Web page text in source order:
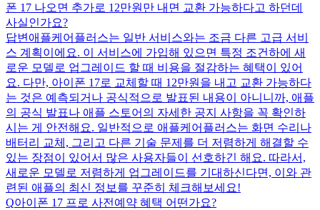
폰 17 나오면 추가로 12만원만 내면 교환 가능하다고 하던데
사실인가요?
답변 애플케어플러스는 일반 서비스와는 조금 다른 고급 서비
스 계획이에요. 이 서비스에 가입해 있으면 특정 조건하에 새
로운 모델로 업그레이드 할 때 비용을 절감하는 혜택이 있어
요. 다만, 아이폰 17로 교체할 때 12만원을 내고 교환 가능하다
는 것은 예측되거나 공식적으로 발표된 내용이 아니니까, 애플
의 공식 발표나 애플 스토어의 자세한 공지 사항을 꼭 확인하
시는 게 안전해요. 일반적으로 애플케어플러스는 화면 수리나
배터리 교체, 그리고 다른 기술 문제를 더 저렴하게 해결할 수
있는 장점이 있어서 많은 사용자들이 선호하긴 해요. 따라서,
새로운 모델로 저렴하게 업그레이드를 기대하신다면, 이와 관
련된 애플의 최신 정보를 꾸준히 체크해보세요!
Q아이폰 17 프로 사전예약 혜택 어떤가요?